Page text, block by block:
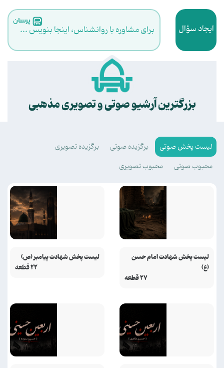
ایجاد سؤال برای مشاوره با روانشناس، اینجا بنویس ...
.
بزرگترین آرشیو صوتی و تصویری مذهبی
لیست پخش صوتی برگزیده صوتی
برگزیده تصویری
محبوب صوتی
محبوب تصویری
۲۷ قطعه
لیست پخش شهادت امام حسن
(ع)
۲۲ قطعه
لیست پخش شهادت پیامبر (ص)